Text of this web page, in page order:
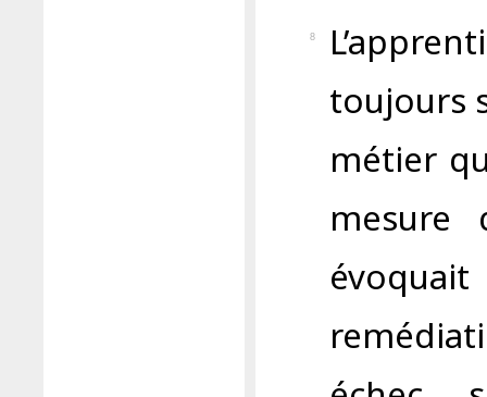
8
toujours
métier
mesure